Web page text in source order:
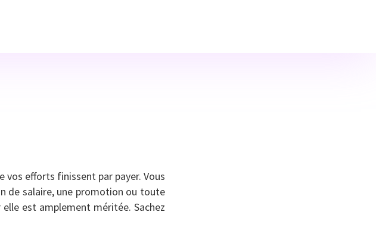
vos efforts finissent par payer. Vous
de salaire, une promotion ou toute
est amplement méritée. Sachez